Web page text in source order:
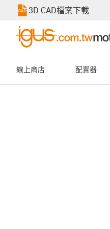
3D CAD檔案下載
線上商店 配置器